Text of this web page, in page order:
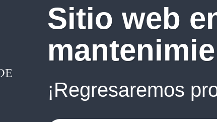
Sitio web
¡Regresaremos